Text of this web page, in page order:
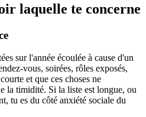
laquelle te concerne
sur l'année écoulée à cause d'un
vous, soirées, rôles exposés,
et que ces choses ne
la timidité. Si la liste est longue, ou
tu es du côté anxiété sociale du